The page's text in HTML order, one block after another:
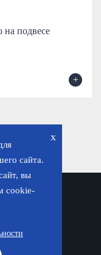
на подвесе
+
x
сайта.
вы
cookie-